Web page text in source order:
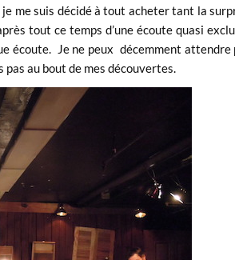
je me suis décidé à tout acheter tant la
tout ce temps d’une écoute quasi
écoute. Je ne peux décemment attendre
pas au bout de mes découvertes.